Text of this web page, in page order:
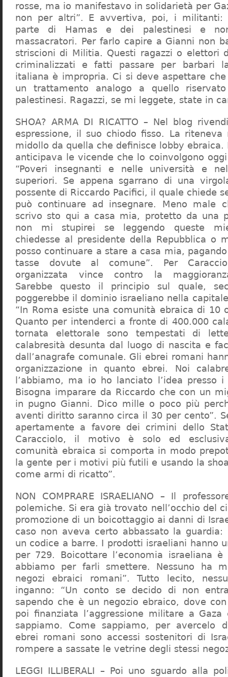
rosse, ma io manifestavo in solidarietà per
non per altri”. E avvertiva, poi, i militanti:
parte di Hamas e dei palestinesi e
massacratori. Per farlo capire a Gianni non
striscioni di Militia. Questi ragazzi o elettori
criminalizzati e fatti passare per barbari
italiana è impropria. Ci si deve aspettare
un trattamento analogo a quello
palestinesi. Ragazzi, se mi leggete, state in
SHOA? ARMA DI RICATTO – Nel blog
espressione, il suo chiodo fisso. La
midollo da quella che definisce lobby ebraica.
anticipava le vicende che lo coinvolgono
“Poveri insegnanti e nelle università e
superiori. Se appena sgarrano di una
possente di Riccardo Pacifici, il quale chiede
può continuare ad insegnare. Meno male
scrivo sto qui a casa mia, protetto da una
non mi stupirei se leggendo queste
chiedesse al presidente della Repubblica o
posso continuare a stare a casa mia,
tasse dovute al comune”. Per
organizzata vince contro la
Sarebbe questo il principio sul quale,
poggerebbe il dominio israeliano nella
“In Roma esiste una comunità ebraica di 10
Quanto per intenderci a fronte di 400.000
tornata elettorale sono tempestati di
calabresità desunta dal luogo di nascita e
dall’anagrafe comunale. Gli ebrei romani
organizzazione in quanto ebrei. Noi
l’abbiamo, ma io ho lanciato l’idea presso
Bisogna imparare da Riccardo che con un
in pugno Gianni. Dico mille o poco più
aventi diritto saranno circa il 30 per cento”.
apertamente a favore dei crimini dello
Caracciolo, il motivo è solo ed
comunità ebraica si comporta in modo
la gente per i motivi più futili e usando la
come armi di ricatto”.
NON COMPRARE ISRAELIANO – Il
polemiche. Si era già trovato nell’occhio del
promozione di un boicottaggio ai danni di
caso non aveva certo abbassato la guardia:
un codice a barre. I prodotti israeliani hanno
per 729. Boicottare l’economia israeliana è
abbiamo per farli smettere. Nessuno ha
negozi ebraici romani”. Tutto lecito,
inganno: “Un conto se decido di non
sapendo che è un negozio ebraico, dove
poi finanziata l’aggressione militare a
sappiamo. Come sappiamo, per avercelo
ebrei romani sono accessi sostenitori di
rompere a sassate le vetrine degli stessi
LEGGI ILLIBERALI – Poi uno sguardo alla